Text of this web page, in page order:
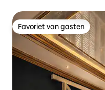
Favoriet van gasten
Favoriet van gasten